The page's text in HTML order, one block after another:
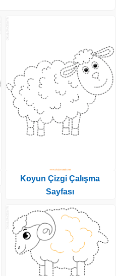
Koyun Çizgi Çalışma
Sayfası